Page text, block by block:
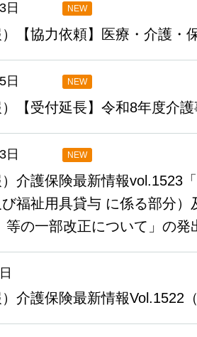
日 NEW
）【協力依頼】医療・介護
日 NEW
）【受付延長】令和8年度介
日 NEW
）介護保険最新情報
福祉用具貸与 に係る部分
等の一部改正について」の発
）介護保険最新情報Vol.1522